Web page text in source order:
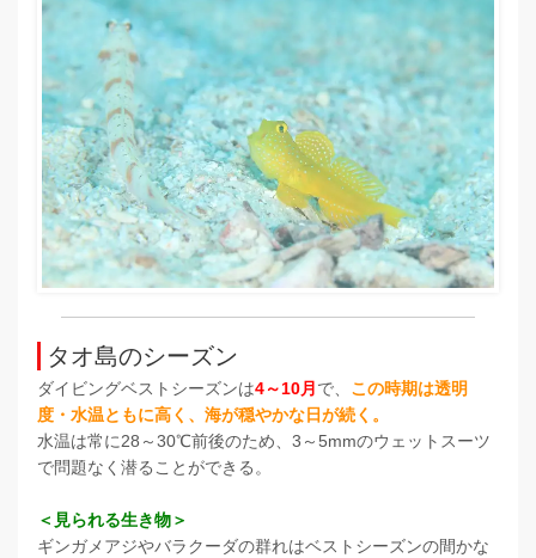
タオ島のシーズン
ダイビングベストシーズンは4～10月で、 この時期は透明
度・水温ともに高く、海が穏やかな日が続く。
水温は常に28～30℃前後のため、3～5mmのウェットスーツ
で問題なく潜ることができる。
＜見られる生き物＞
ギンガメアジやバラクーダの群れはベストシーズンの間かな